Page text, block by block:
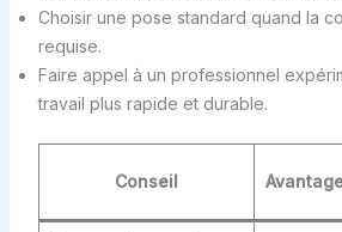
Choisir une pose standard quand la
requise.
Faire appel à un professionnel
travail plus rapide et durable.
Conseil